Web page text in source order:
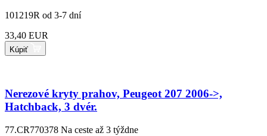
101219R od 3-7 dní
33,40 EUR
Kúpiť
Nerezové kryty prahov, Peugeot 207 2006->,
Hatchback, 3 dvér.
77.CR770378 Na ceste až 3 týždne